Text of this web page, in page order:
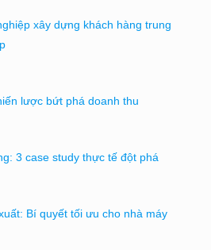
xây dựng khách hàng trung
lược bứt phá doanh thu
3 case study thực tế đột phá
Bí quyết tối ưu cho nhà máy